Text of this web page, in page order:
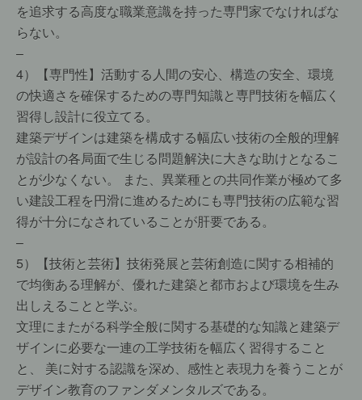
を追求する高度な職業意識を持った専門家でなければな
らない。
–
4）【専門性】活動する人間の安心、構造の安全、環境
の快適さを確保するための専門知識と専門技術を幅広く
習得し設計に役立てる。
建築デザインは建築を構成する幅広い技術の全般的理解
が設計の各局面で生じる問題解決に大きな助けとなるこ
とが少なくない。 また、異業種との共同作業が極めて多
い建設工程を円滑に進めるためにも専門技術の広範な習
得が十分になされていることが肝要である。
–
5）【技術と芸術】技術発展と芸術創造に関する相補的
で均衡ある理解が、優れた建築と都市および環境を生み
出しえることと学ぶ。
文理にまたがる科学全般に関する基礎的な知識と建築デ
ザインに必要な一連の工学技術を幅広く習得すること
と、 美に対する認識を深め、感性と表現力を養うことが
デザイン教育のファンダメンタルズである。